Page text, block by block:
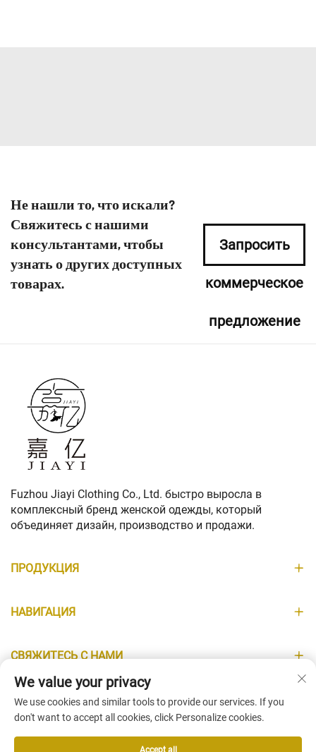
Не нашли то, что искали?
Свяжитесь с нашими
консультантами, чтобы
узнать о других доступных
товарах.
Запросить
коммерческое
предложение
Fuzhou Jiayi Clothing Co., Ltd. быстро выросла в
комплексный бренд женской одежды, который
объединяет дизайн, производство и продажи.
ПРОДУКЦИЯ
НАВИГАЦИЯ
СВЯЖИТЕСЬ С НАМИ
ИНФОРМАЦИЯ
We value your privacy
We use cookies and similar tools to provide our services. If you
don't want to accept all cookies, click Personalize cookies.
Accept all